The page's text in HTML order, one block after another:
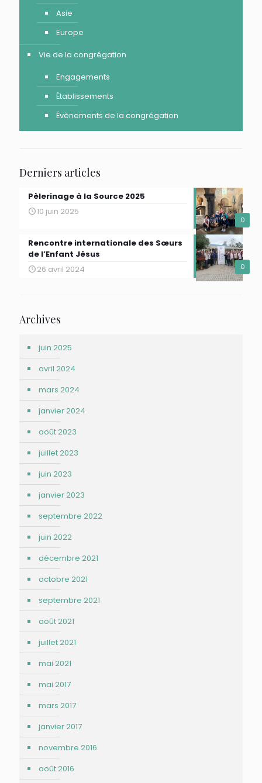
Asie
Europe
Vie de la congrégation
Engagements
Établissements
Évènements de la congrégation
Derniers articles
0
Pèlerinage à la Source 2025
10 juin 2025
0
Rencontre internationale des Sœurs
de l’Enfant Jésus
26 avril 2024
Archives
juin 2025
avril 2024
mars 2024
janvier 2024
août 2023
juillet 2023
juin 2023
janvier 2023
septembre 2022
juin 2022
décembre 2021
octobre 2021
septembre 2021
août 2021
juillet 2021
mai 2021
mai 2017
mars 2017
janvier 2017
novembre 2016
août 2016